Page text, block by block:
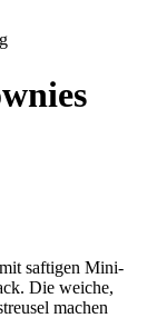
saftigen Mini-
Die weiche,
machen